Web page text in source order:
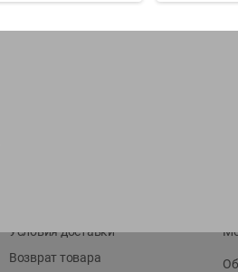
Условия доставки
Возврат товара